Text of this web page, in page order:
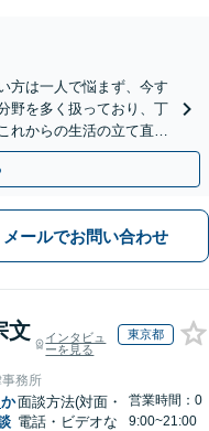
方は一人で悩まず、今す
野を多く扱っており、丁
れからの生活の立て直し
場完備】
メールでお問い合わせ
文
インタビュ
ーを見る
東京都
務所
か面談方法(対面・
電話・ビデオな
営業時間：0
9:00~21:00